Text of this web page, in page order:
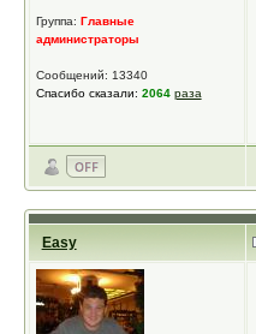
Группа: Главные
администраторы
Сообщений: 13340
Спасибо сказали: 2064 раза
Easy